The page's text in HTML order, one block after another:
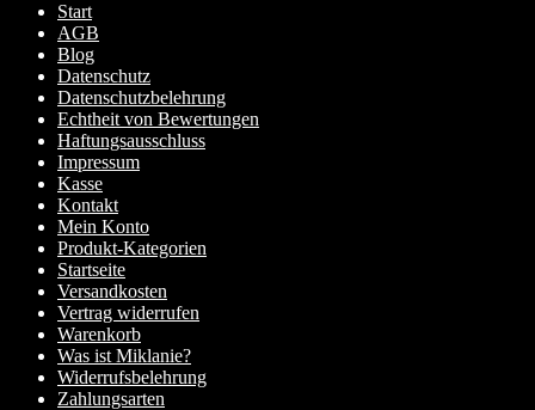
Start
AGB
Blog
Datenschutz
Datenschutzbelehrung
Echtheit von Bewertungen
Haftungsausschluss
Impressum
Kasse
Kontakt
Mein Konto
Produkt-Kategorien
Startseite
Versandkosten
Vertrag widerrufen
Warenkorb
Was ist Miklanie?
Widerrufsbelehrung
Zahlungsarten